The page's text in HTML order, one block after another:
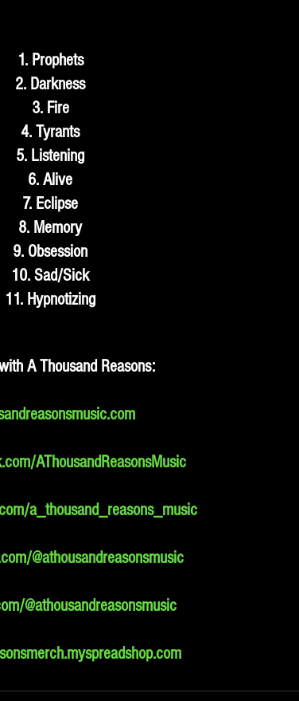
1. Prophets
2. Darkness
3. Fire
4. Tyrants
5. Listening
6. Alive
7. Eclipse
8. Memory
9. Obsession
10. Sad/Sick
11. Hypnotizing
A Thousand Reasons:
AThousandReasonsMusic
a_thousand_reasons_music
@athousandreasonsmusic
@athousandreasonsmusic